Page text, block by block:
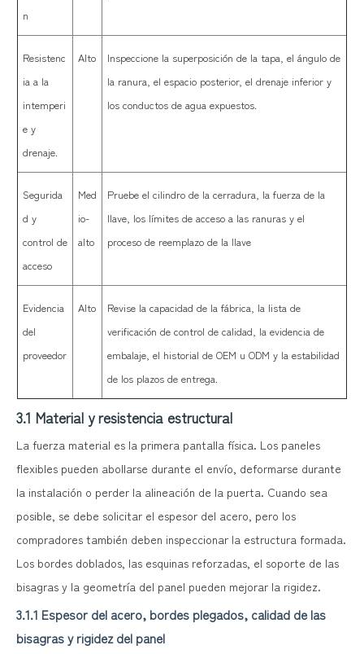
n
Resistenc
ia a la
intemperi
e y
drenaje.
Alto
Inspeccione la superposición de la tapa, el ángulo de
la ranura, el espacio posterior, el drenaje inferior y
los conductos de agua expuestos.
Segurida
d y
control de
acceso
Med
io-
alto
Pruebe el cilindro de la cerradura, la fuerza de la
llave, los límites de acceso a las ranuras y el
proceso de reemplazo de la llave
Evidencia
del
proveedor
Alto
Revise la capacidad de la fábrica, la lista de
verificación de control de calidad, la evidencia de
embalaje, el historial de OEM u ODM y la estabilidad
de los plazos de entrega.
3.1 Material y resistencia estructural
La fuerza material es la primera pantalla física. Los paneles
flexibles pueden abollarse durante el envío, deformarse durante
la instalación o perder la alineación de la puerta. Cuando sea
posible, se debe solicitar el espesor del acero, pero los
compradores también deben inspeccionar la estructura formada.
Los bordes doblados, las esquinas reforzadas, el soporte de las
bisagras y la geometría del panel pueden mejorar la rigidez.
3.1.1 Espesor del acero, bordes plegados, calidad de las
bisagras y rigidez del panel